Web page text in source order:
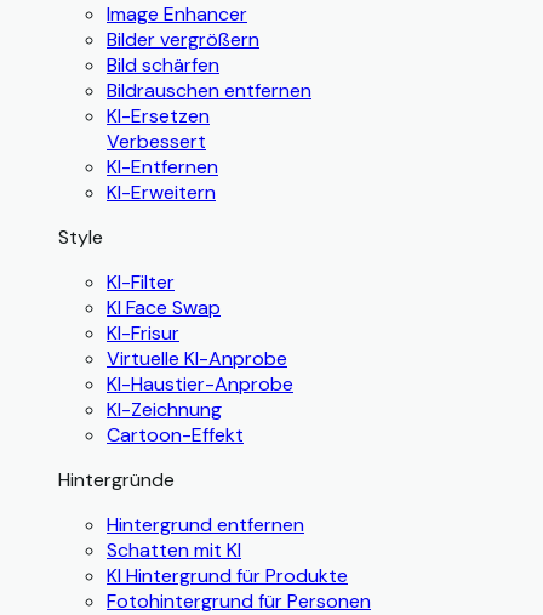
Image Enhancer
Bilder vergrößern
Bild schärfen
Bildrauschen entfernen
KI-Ersetzen
Verbessert
KI-Entfernen
KI-Erweitern
Style
KI-Filter
KI Face Swap
KI-Frisur
Virtuelle KI-Anprobe
KI-Haustier-Anprobe
KI-Zeichnung
Cartoon-Effekt
Hintergründe
Hintergrund entfernen
Schatten mit KI
KI Hintergrund für Produkte
Fotohintergrund für Personen